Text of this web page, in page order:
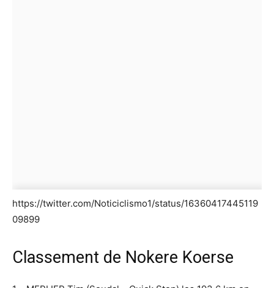
https://twitter.com/Noticiclismo1/status/16360417445119
09899
Classement de Nokere Koerse